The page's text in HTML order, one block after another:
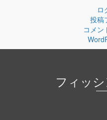
ロ
投稿
コメン
フィッ